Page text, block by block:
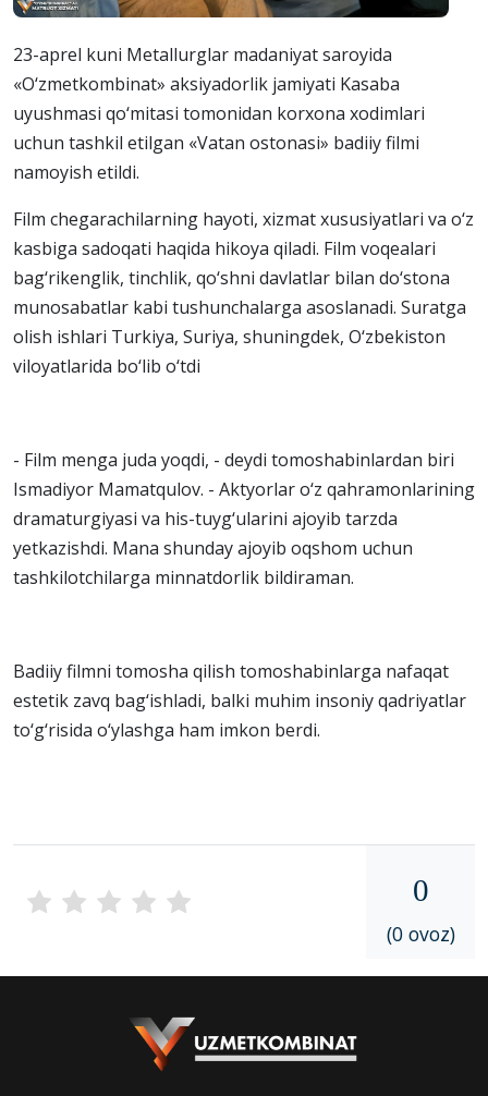
23-aprel kuni Metallurglar madaniyat saroyida
«O‘zmetkombinat» aksiyadorlik jamiyati Kasaba
uyushmasi qo‘mitasi tomonidan korxona xodimlari
uchun tashkil etilgan «Vatan ostonasi» badiiy filmi
namoyish etildi.
Film chegarachilarning hayoti, xizmat xususiyatlari va o‘z
kasbiga sadoqati haqida hikoya qiladi. Film voqealari
bag‘rikenglik, tinchlik, qo‘shni davlatlar bilan do‘stona
munosabatlar kabi tushunchalarga asoslanadi. Suratga
olish ishlari Turkiya, Suriya, shuningdek, O‘zbekiston
viloyatlarida bo‘lib o‘tdi
- Film menga juda yoqdi, - deydi tomoshabinlardan biri
Ismadiyor Mamatqulov. - Aktyorlar o‘z qahramonlarining
dramaturgiyasi va his-tuyg‘ularini ajoyib tarzda
yetkazishdi. Mana shunday ajoyib oqshom uchun
tashkilotchilarga minnatdorlik bildiraman.
Badiiy filmni tomosha qilish tomoshabinlarga nafaqat
estetik zavq bag‘ishladi, balki muhim insoniy qadriyatlar
to‘g‘risida o‘ylashga ham imkon berdi.
0
(0 ovoz)